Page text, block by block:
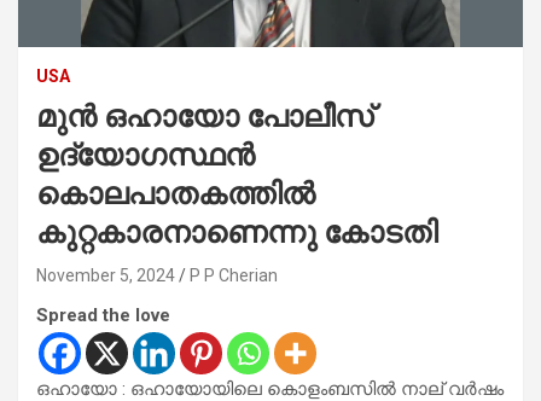
USA
മുൻ ഒഹായോ പോലീസ്
ഉദ്യോഗസ്ഥൻ
കൊലപാതകത്തിൽ
കുറ്റകാരനാണെന്നു കോടതി
November 5, 2024 P P Cherian
Spread the love
ഒഹായോ : ഒഹായോയിലെ കൊളംബസിൽ നാല് വർഷം